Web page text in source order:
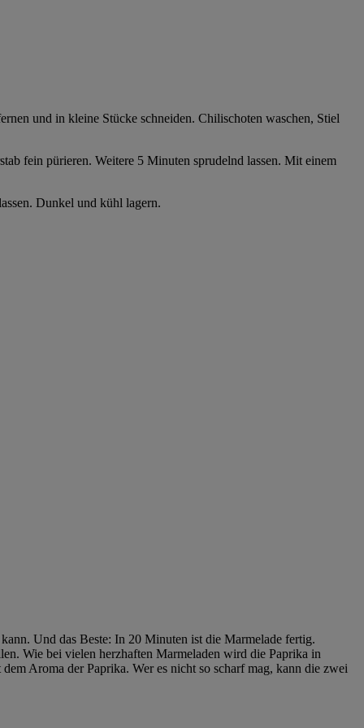
und in kleine Stücke schneiden. Chilischoten waschen, Stiel
fein pürieren. Weitere 5 Minuten sprudelnd lassen. Mit einem
Dunkel und kühl lagern.
Und das Beste: In 20 Minuten ist die Marmelade fertig.
Wie bei vielen herzhaften Marmeladen wird die Paprika in
Aroma der Paprika. Wer es nicht so scharf mag, kann die zwei